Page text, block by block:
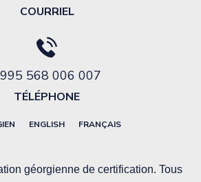
COURRIEL
568 006 007
TÉLÉPHONE
ENGLISH FRANÇAIS
géorgienne de certification. Tous